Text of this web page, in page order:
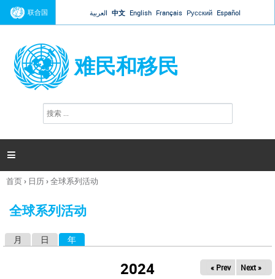
Jump to navigation
联合国 العربية 中文 English Français Русский Español
难民和移民
搜
索

你
这
首页› 日历›全球系列活动
全球系列活动
月 日 年
2024 « Prev Next »